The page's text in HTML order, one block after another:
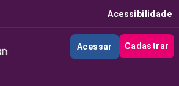
Acessibilidade
Acessar Cadastrar